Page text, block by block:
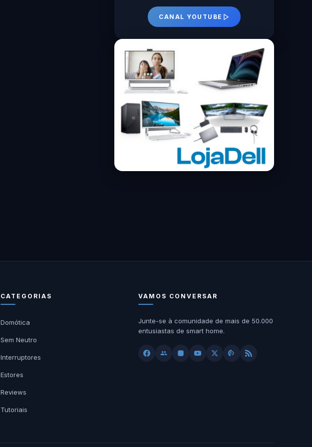
CANAL YOUTUBE
CATEGORIAS
Domótica
Sem Neutro
Interruptores
Estores
Reviews
Tutoriais
VAMOS CONVERSAR
Junte-se à comunidade de mais de 50.000
entusiastas de smart home.